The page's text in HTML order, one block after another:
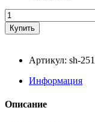
Артикул: sh-
Информация
Описание